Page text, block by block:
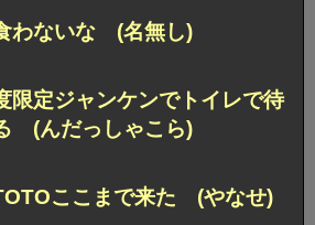
わないな (名無し)
限定ジャンケンでトイレで待
(んだっしゃこら)
ここまで来た (やなせ)